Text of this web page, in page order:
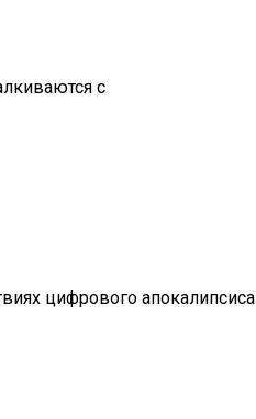
с
цифрового апокалипсиса